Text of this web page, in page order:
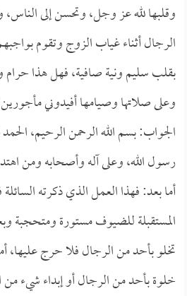
وقلبها لله عز وجل، وتحسن إلى
الرجال أثناء غياب الزوج وتقوم
بقلب سليم ونية صافية، فهل هذا
وعلى صلاتها وصيامها أفيدوني
الجواب: بسم الله الرحمن الرحيم،
رسول الله، وعلى آله وأصحابه ومن
أما بعد: فهذا العمل الذي ذكرته
المستقبلة للضيوف مستورة ومتحجبة
تخلو بأحد من الرجال فلا حرج عليها،
خلوة بأحد من الرجال أو إبداء شيء من